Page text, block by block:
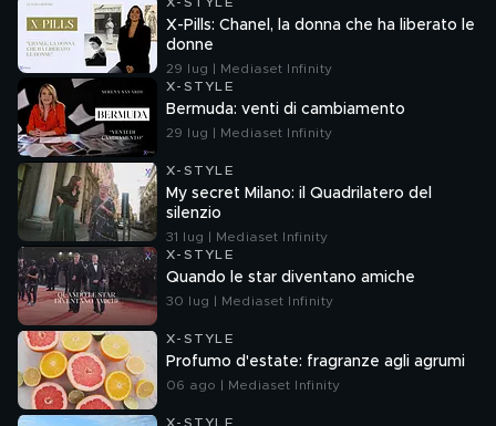
X-Pills: Chanel, la donna che ha liberato le
donne
29 lug | Mediaset Infinity
X-STYLE
Bermuda: venti di cambiamento
29 lug | Mediaset Infinity
X-STYLE
My secret Milano: il Quadrilatero del
silenzio
31 lug | Mediaset Infinity
X-STYLE
Quando le star diventano amiche
30 lug | Mediaset Infinity
X-STYLE
Profumo d'estate: fragranze agli agrumi
06 ago | Mediaset Infinity
X-STYLE